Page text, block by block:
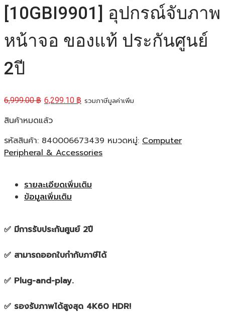
[10GBI9901] อุปกรณ์จับภาพ
หน้าจอ ของแท้ ประกันศูนย์
2ปี
6,999.00฿ 6,299.10 ฿ รวมภาษีมูลค่าเพิ่ม
สินค้าหมดแล้ว
รหัสสินค้า: 840006673439 หมวดหมู่: Computer
Peripheral & Accessories
รายละเอียดเพิ่มเติม
ข้อมูลเพิ่มเติม
✅ มีการรับประกันศูนย์ 2ปี
✅ สามารถออกใบกำกับภาษีได้
✅ Plug-and-play.
✅ รองรับภาพได้สูงสุด 4K60 HDR!